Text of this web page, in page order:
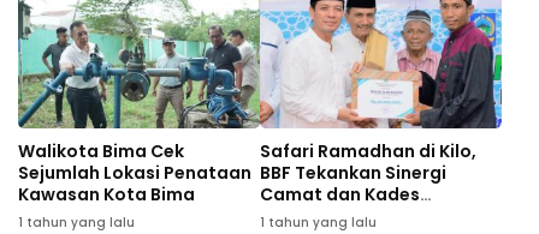
Walikota Bima Cek
Sejumlah Lokasi Penataan
Kawasan Kota Bima
1 tahun yang lalu
Safari Ramadhan di Kilo,
BBF Tekankan Sinergi
Camat dan Kades
Wujudkan Dompu Maju
1 tahun yang lalu